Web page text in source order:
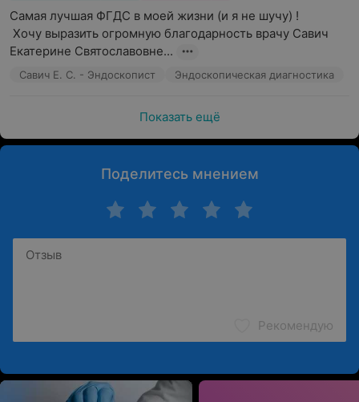
Самая лучшая ФГДС в моей жизни (и я не шучу) !
Екатерине Святославовне...
Савич Е. С. - Эндоскопист Эндоскопическая диагностика
Показать ещё
Поделитесь мнением
Рекомендую